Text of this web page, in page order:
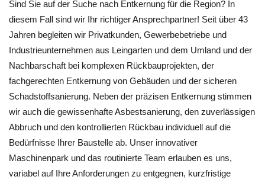
Sind Sie auf der Suche nach Entkernung für die Region? In
diesem Fall sind wir Ihr richtiger Ansprechpartner! Seit über 43
Jahren begleiten wir Privatkunden, Gewerbebetriebe und
Industrieunternehmen aus Leingarten und dem Umland und der
Nachbarschaft bei komplexen Rückbauprojekten, der
fachgerechten Entkernung von Gebäuden und der sicheren
Schadstoffsanierung. Neben der präzisen Entkernung stimmen
wir auch die gewissenhafte Asbestsanierung, den zuverlässigen
Abbruch und den kontrollierten Rückbau individuell auf die
Bedürfnisse Ihrer Baustelle ab. Unser innovativer
Maschinenpark und das routinierte Team erlauben es uns,
variabel auf Ihre Anforderungen zu entgegnen, kurzfristige